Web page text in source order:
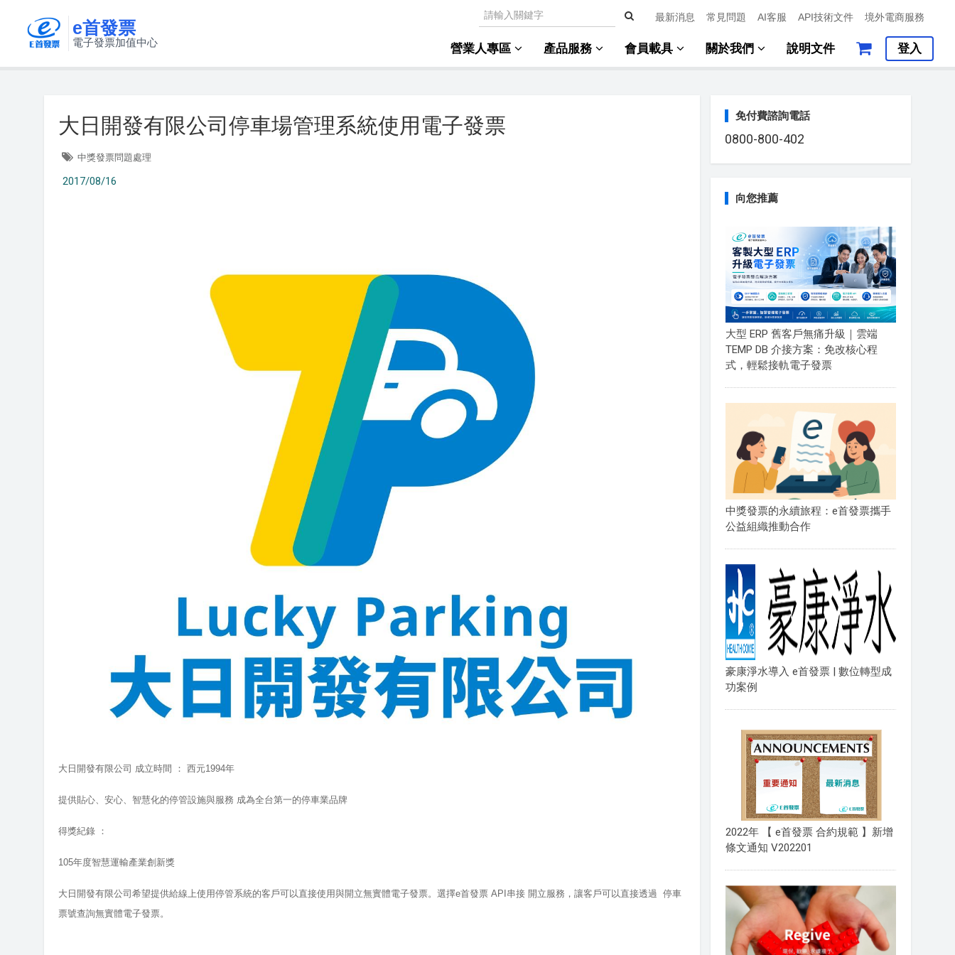
e首發票
電子發票加值中心
最新消息 常見問題 AI客服 API技術文件 境外電商服務
營業人專區 產品服務 會員載具 關於我們 說明文件 登入
大日開發有限公司停車場管理系統使用電子發票
中獎發票問題處理
2017/08/16
大日開發有限公司 成立時間 ： 西元1994年
提供貼心、安心、智慧化的停管設施與服務 成為全台第一的停車業品牌
得獎紀錄 ：
105年度智慧運輸產業創新獎
大日開發有限公司希望提供給線上使用停管系統的客戶可以直接使用與開立無實體電子發票。選擇e首發票 API串接 開立服務，讓客戶可以直接透過 停車
票號查詢無實體電子發票。
免付費諮詢電話
0800-800-402
向您推薦
大型 ERP 舊客戶無痛升級｜雲端
TEMP DB 介接方案：免改核心程
式，輕鬆接軌電子發票
中獎發票的永續旅程：e首發票攜手
公益組織推動合作
豪康淨水導入 e首發票 | 數位轉型成
功案例
2022年 【 e首發票 合約規範 】新增
條文通知 V202201